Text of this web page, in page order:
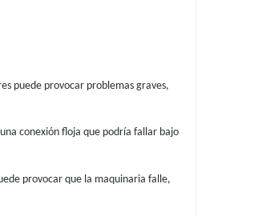
puede provocar problemas graves,
conexión floja que podría fallar bajo
provocar que la maquinaria falle,